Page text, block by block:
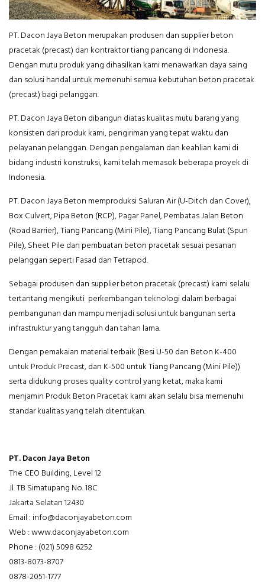
PT. Dacon Jaya Beton merupakan produsen dan supplier beton
pracetak (precast) dan kontraktor tiang pancang di Indonesia.
Dengan mutu produk yang dihasilkan kami menawarkan daya saing
dan solusi handal untuk memenuhi semua kebutuhan beton pracetak
(precast) bagi pelanggan.
PT. Dacon Jaya Beton dibangun diatas kualitas mutu barang yang
konsisten dari produk kami, pengiriman yang tepat waktu dan
pelayanan pelanggan. Dengan pengalaman dan keahlian kami di
bidang industri konstruksi, kami telah memasok beberapa proyek di
Indonesia.
PT. Dacon Jaya Beton memproduksi Saluran Air (U-Ditch dan Cover),
Box Culvert, Pipa Beton (RCP), Pagar Panel, Pembatas Jalan Beton
(Road Barrier), Tiang Pancang (Mini Pile), Tiang Pancang Bulat (Spun
Pile), Sheet Pile dan pembuatan beton pracetak sesuai pesanan
pelanggan seperti Fasad dan Tetrapod.
Sebagai produsen dan supplier beton pracetak (precast) kami selalu
tertantang mengikuti perkembangan teknologi dalam berbagai
pembangunan dan mampu menjadi solusi untuk bangunan serta
infrastruktur yang tangguh dan tahan lama.
Dengan pemakaian material terbaik (Besi U-50 dan Beton K-400
untuk Produk Precast, dan K-500 untuk Tiang Pancang (Mini Pile))
serta didukung proses quality control yang ketat, maka kami
menjamin Produk Beton Pracetak kami akan selalu bisa memenuhi
standar kualitas yang telah ditentukan.
PT. Dacon Jaya Beton
The CEO Building, Level 12
Jl. TB Simatupang No. 18C
Jakarta Selatan 12430
Email : info@daconjayabeton.com
Web : www.daconjayabeton.com
Phone : (021) 5098 6252
0813-8073-8707
0878-2051-1777